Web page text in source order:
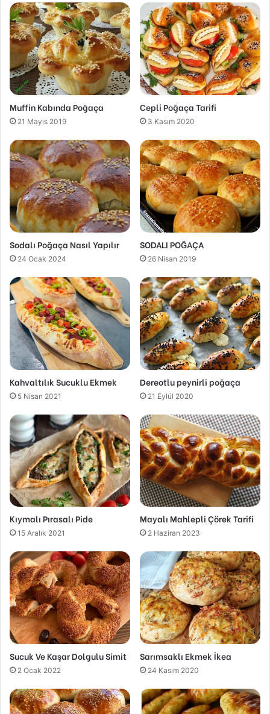
Muffin Kabında Poğaça
21 Mayıs 2019
Cepli Poğaça Tarifi
3 Kasım 2020
Sodalı Poğaça Nasıl Yapılır
24 Ocak 2024
SODALI POĞAÇA
26 Nisan 2019
Kahvaltılık Sucuklu Ekmek
5 Nisan 2021
Dereotlu peynirli poğaça
21 Eylül 2020
Kıymalı Pırasalı Pide
15 Aralık 2021
Mayalı Mahlepli Çörek Tarifi
2 Haziran 2023
Sucuk Ve Kaşar Dolgulu Simit
2 Ocak 2022
Sarımsaklı Ekmek İkea
24 Kasım 2020